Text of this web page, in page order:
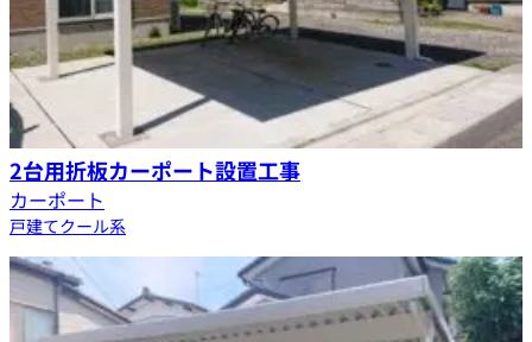
2台用折板カーポート設置工事
カーポート
戸建てクール系